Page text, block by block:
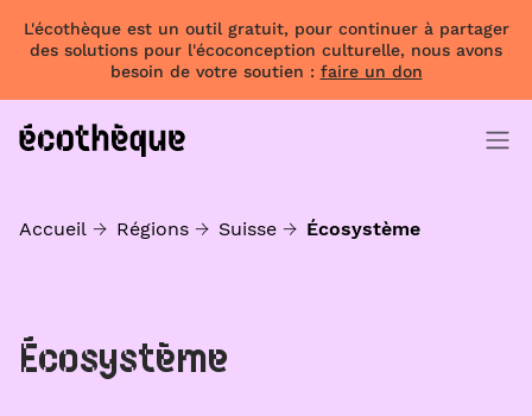
L'écothèque est un outil gratuit, pour continuer à partager
des solutions pour l'écoconception culturelle, nous avons
besoin de votre soutien : faire un don
Accueil Régions Suisse Écosystème
Écosystème